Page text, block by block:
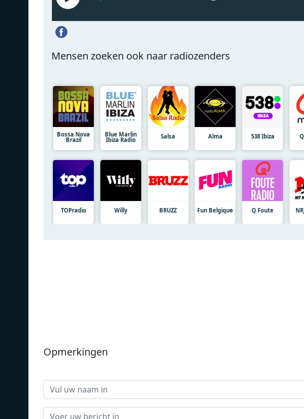
Mensen zoeken ook naar radiozenders
Bossa Nova
Brazil
Blue Marlin
Ibiza Radio Salsa Alma 538 Ibiza
TOPradio Willy BRUZZ Fun Belgique Q Foute
Opmerkingen